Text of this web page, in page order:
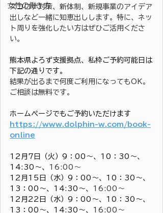
女性の働き方
ズコロナ対策、新体制、新規事業のアイデア
出しなど一緒に知恵出しします。特に、ネッ
ト周りを強化したい方はぜひご活用くださ
い。
熊本県よろず支援拠点、私枠ご予約可能日は
下記の通りです。
結果が出るまで何度ご利用になってもOK。
ご相談は無料です。
ホームページでもご予約いただけます
https://www.dolphin-w.com/book-
online
12月7日（火）9：00〜、10：30〜、
14:30〜、 16:00～
12月15日（水）9：00〜、10：30〜、
13：00〜、14:30〜、 16:00～
12月22日（水）9：00〜、10：30〜、
13：00〜、14:30〜、 16:00～